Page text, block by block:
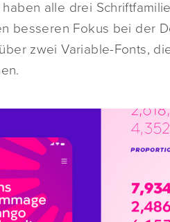
alle drei
besseren Fokus bei der
zwei Variable-Fonts,